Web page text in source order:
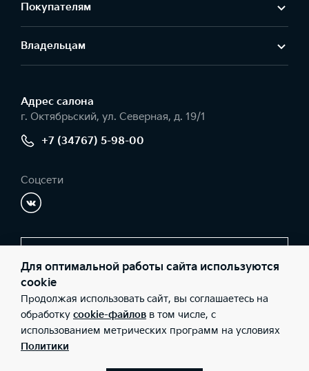
Покупателям
Владельцам
Адрес салонa
г. Октябрьский, ул. Северная, д. 19/1
+7 (34767) 5-98-00
Соцсети
© 2026 Юридические лица ООО Форпост (Фактический адрес: г.
Октябрьский, ул. Северная, д. 19/1; Телефон: +7 (34767) 5-98-00;
ИНН: 7724566883; ОГРН: 1067746147644), ООО «Киа Россия и
СНГ» (Фактический адрес: г.Москва, Валовая 26; Телефон: 8 800
301 08 80; ИНН: 7728674093; ОГРН: 5087746291760) ведут
Для оптимальной работы сайта используются
cookie
Продолжая использовать сайт, вы соглашаетесь на
обработку cookie-файлов в том числе, с
использованием метрических программ на условиях
Политики